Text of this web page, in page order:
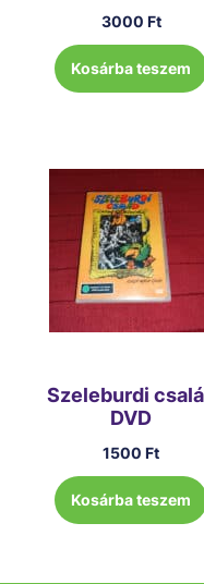
3000 Ft
Kosárba teszem
Szeleburdi
DVD
1500Ft
Kosárba teszem